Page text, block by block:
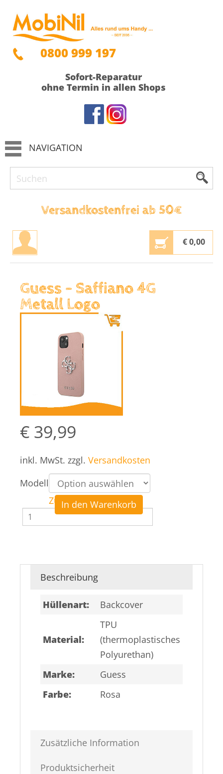
0800 999 197
Sofort-Reparatur
ohne Termin in allen Shops
NAVIGATION
Versandkostenfrei ab 50€
€0,00
Guess – Saffiano 4G
Metall Logo
€ 39,99
inkl. MwSt. zzgl. Versandkosten
Modell
Zurücksetzen
Guess
Metall
Menge
In den Warenkorb
Beschreibung
Hüllenart: Backcover
Material:
TPU
(thermoplastisches
Polyurethan)
Marke:
Guess
Farbe:
Rosa
Zusätzliche Information
Produktsicherheit